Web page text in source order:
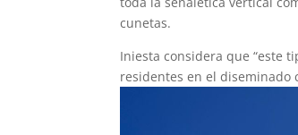
cunetas.
Iniesta considera que “este
residentes en el diseminado